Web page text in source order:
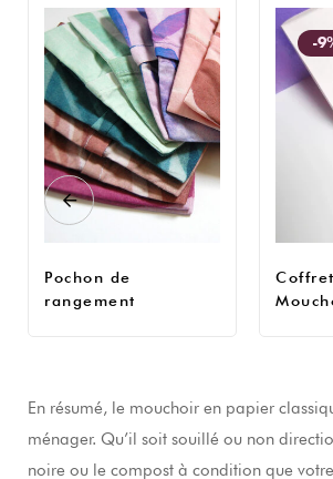
Pochon de
rangement
-
En résumé, le mouchoir en papier
ménager. Qu’il soit souillé ou non
noire ou le compost à condition que